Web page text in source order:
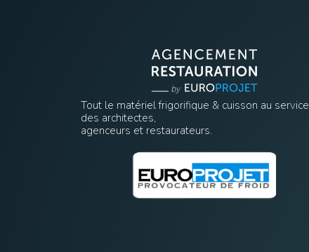
Tout le matériel frigorifique & cuisson au service
des architectes,
agenceurs et restaurateurs.